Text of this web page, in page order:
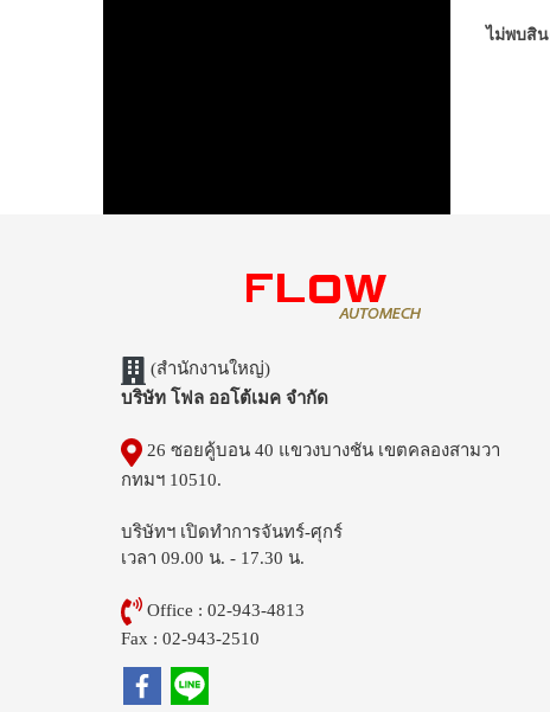
ไม่พบสิ
(สำนักงานใหญ่)
บริษัท โฟล ออโต้เมค จำกัด
26 ซอยคู้บอน 40 แขวงบางชัน เขตคลองสามวา
กทมฯ 10510.
บริษัทฯ เปิดทำการจันทร์-ศุกร์
เวลา 09.00 น. - 17.30 น.
Office : 02-943-4813
Fax : 02-943-2510